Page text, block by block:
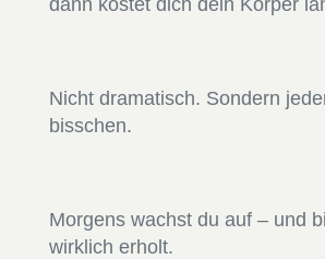
Nicht dramatisch. Sondern
bisschen.
Morgens wachst du auf – und
wirklich erholt.